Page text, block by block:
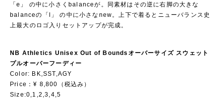
「e」 の中に小さくbalanceが。同素材はその逆に右脚の大きな
balanceの「l」 の中に小さなnew。上下で着るとニューバランス史
上最大のロゴ入りセットアップが完成。
NB Athletics Unisex Out of Boundsオーバーサイズ スウェット
プルオーバーフーディー
Color: BK,SST,AGY
Price：¥ 8,800（税込み）
Size:0,1,2,3,4,5